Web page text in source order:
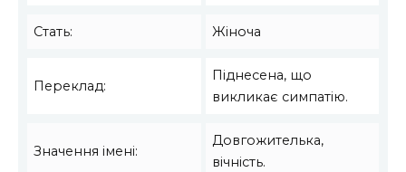
Стать: Жіноча
Переклад:
Піднесена, що
викликає симпатію.
Значення імені:
Довгожителька,
вічність.